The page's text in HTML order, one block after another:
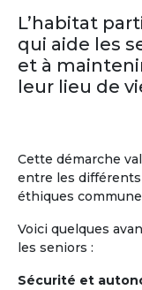
L’habitat
qui aide les
et à
leur lieu de
Cette démarche
entre les
éthiques
Voici quelques
les seniors :
Sécurité et